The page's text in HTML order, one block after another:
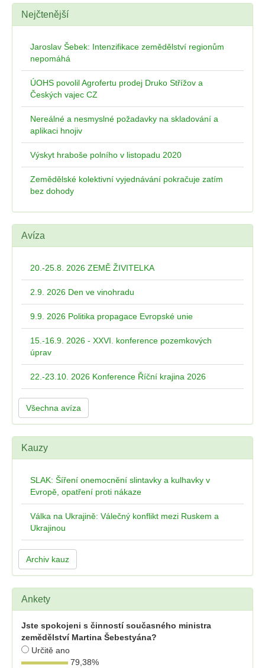
Nejčtenější
Jaroslav Šebek: Intenzifikace zemědělství regionům
nepomáhá
ÚOHS povolil Agrofertu prodej Druko Střížov a
Českých vajec CZ
Nereálné a nesmyslné požadavky na skladování a
aplikaci hnojiv
Výskyt hraboše polního v listopadu 2020
Zemědělské kolektivní vyjednávání pokračuje zatím
bez dohody
Avíza
20.-25.8. 2026 ZEMĚ ŽIVITELKA
2.9. 2026 Den ve vinohradu
9.9. 2026 Politika propagace Evropské unie
15.-16.9. 2026 - XXVI. konference pozemkových
úprav
22.-23.10. 2026 Konference Říční krajina 2026
Všechna avíza
Kauzy
SLAK: Šíření onemocnění slintavky a kulhavky v
Evropě, opatření proti nákaze
Válka na Ukrajině: Válečný konflikt mezi Ruskem a
Ukrajinou
Archiv kauz
Ankety
Jste spokojeni s činností současného ministra
zemědělství Martina Šebestyána?
Určitě ano
79,38%